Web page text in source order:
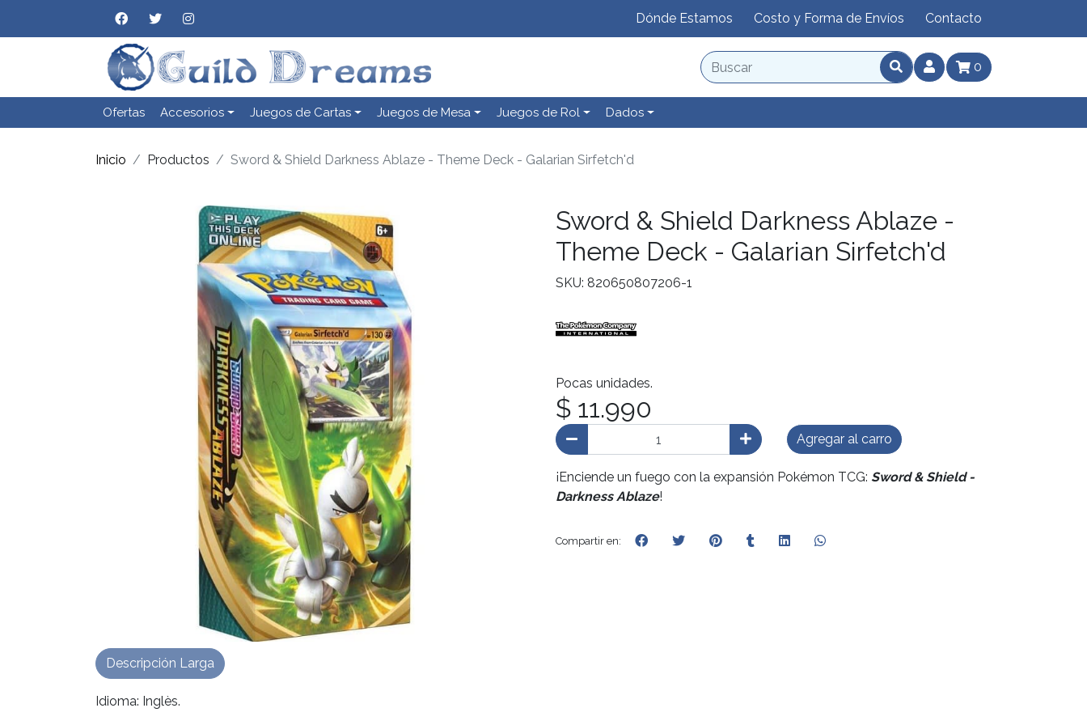
Dónde Estamos Costo y Forma de Envíos Contacto
0
Ofertas Accesorios Juegos de Cartas Juegos de Mesa Juegos de Rol Dados
Inicio Productos Sword & Shield Darkness Ablaze - Theme Deck - Galarian Sirfetch'd
Sword & Shield Darkness Ablaze -
Theme Deck - Galarian Sirfetch'd
SKU: 820650807206-1
Pocas unidades.
$ 11.990
Agregar al carro
¡Enciende un fuego con la expansión Pokémon TCG: Sword & Shield -
Darkness Ablaze!
Compartir en:
Idioma: Inglès.
Descripción Larga